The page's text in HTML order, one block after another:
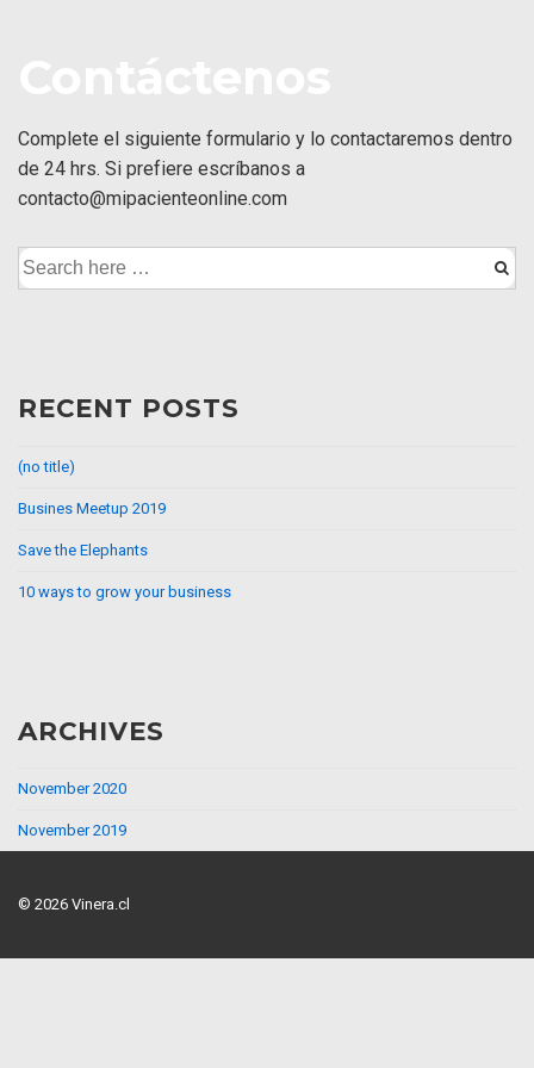
Content
Complete el siguiente formulario y lo contactaremos dentro
de 24 hrs. Si prefiere escríbanos a
contacto@mipacienteonline.com
Search
RECENT POSTS
(no title)
Busines Meetup 2019
Save the Elephants
10 ways to grow your business
ARCHIVES
November 2020
November 2019
© 2026 Vinera.cl